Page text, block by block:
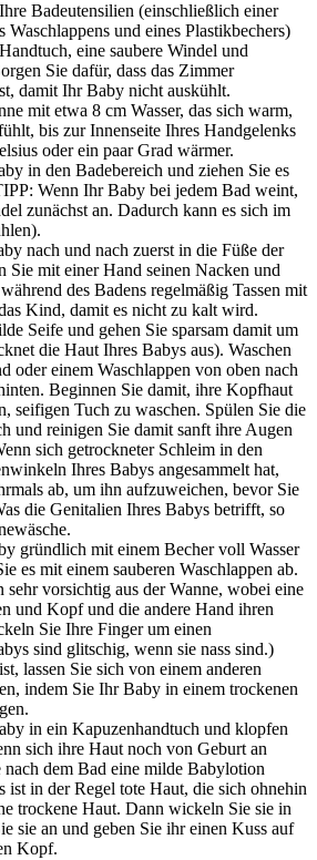
Badeutensilien (einschließlich einer
Waschlappens und eines Plastikbechers)
eine saubere Windel und
Sie dafür, dass das Zimmer
damit Ihr Baby nicht auskühlt.
mit etwa 8 cm Wasser, das sich warm,
bis zur Innenseite Ihres Handgelenks
oder ein paar Grad wärmer.
in den Badebereich und ziehen Sie es
Wenn Ihr Baby bei jedem Bad weint,
zunächst an. Dadurch kann es sich im
nach und nach zuerst in die Füße der
Sie mit einer Hand seinen Nacken und
des Badens regelmäßig Tassen mit
Kind, damit es nicht zu kalt wird.
Seife und gehen Sie sparsam damit um
die Haut Ihres Babys aus). Waschen
oder einem Waschlappen von oben nach
Beginnen Sie damit, ihre Kopfhaut
seifigen Tuch zu waschen. Spülen Sie die
und reinigen Sie damit sanft ihre Augen
sich getrockneter Schleim in den
Ihres Babys angesammelt hat,
ab, um ihn aufzuweichen, bevor Sie
die Genitalien Ihres Babys betrifft, so
gründlich mit einem Becher voll Wasser
es mit einem sauberen Waschlappen ab.
sehr vorsichtig aus der Wanne, wobei eine
und Kopf und die andere Hand ihren
Sie Ihre Finger um einen
sind glitschig, wenn sie nass sind.)
lassen Sie sich von einem anderen
indem Sie Ihr Baby in einem trockenen
in ein Kapuzenhandtuch und klopfen
sich ihre Haut noch von Geburt an
nach dem Bad eine milde Babylotion
ist in der Regel tote Haut, die sich ohnehin
trockene Haut. Dann wickeln Sie sie in
sie an und geben Sie ihr einen Kuss auf
Kopf.